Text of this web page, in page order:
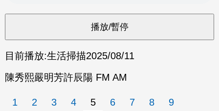
目前播放:生活掃描2025/08/11
陳秀熙嚴明芳許辰陽 FM AM
1 2 3 4 5 6 7 8 9